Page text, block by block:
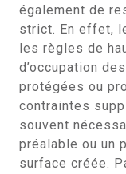
également de
strict. En effet,
les règles de
d’occupation
protégées ou
contraintes
souvent
préalable ou un
surface créée.